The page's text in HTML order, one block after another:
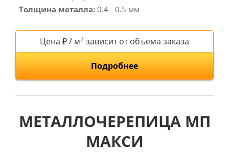
Толщина металла: 0.4 - 0.5 мм
Цена ₽ / м2 зависит от объема заказа
Подробнее
МЕТАЛЛОЧЕРЕПИЦА МП
МАКСИ